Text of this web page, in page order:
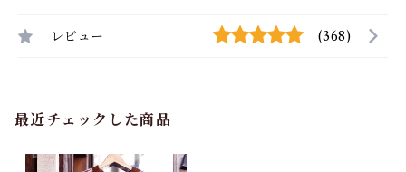
レビュー (368)
最近チェックした商品